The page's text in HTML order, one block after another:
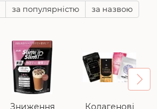
за популярністю за назвою
Зниження
Колагенові